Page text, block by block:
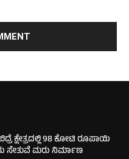
ಕ್ಷೇತ್ರದಲ್ಲಿ 98 ಕೋಟಿ ರೂಪಾಯಿ
ಸೇತುವೆ ಮರು ನಿರ್ಮಾಣ